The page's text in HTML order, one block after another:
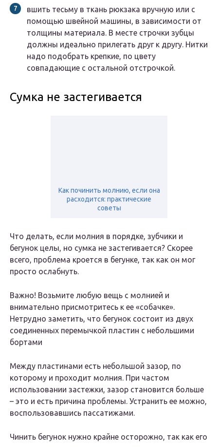
вшить тесьму в ткань рюкзака вручную или с
помощью швейной машины, в зависимости от
толщины материала. В месте строчки зубцы
должны идеально прилегать друг к другу. Нитки
надо подобрать крепкие, по цвету
совпадающие с остальной отстрочкой.
Сумка не застегивается
Как починить молнию, если она
расходится: практические
советы
Что делать, если молния в порядке, зубчики и
бегунок целы, но сумка не застегивается? Скорее
всего, проблема кроется в бегунке, так как он мог
просто ослабнуть.
Важно! Возьмите любую вещь с молнией и
внимательно присмотритесь к ее «собачке».
Нетрудно заметить, что бегунок состоит из двух
соединенных перемычкой пластин с небольшими
бортами
Между пластинами есть небольшой зазор, по
которому и проходит молния. При частом
использовании застежки, зазор становится больше
– это и есть причина проблемы. Устранить ее можно,
воспользовавшись пассатижами.
Чинить бегунок нужно крайне осторожно, так как его